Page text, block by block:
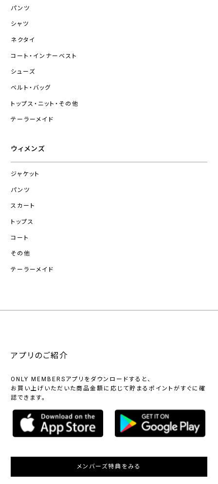
パンツ
シャツ
ネクタイ
コート・インナーベスト
シューズ
ベルト・バッグ
トップス・ニット・その他
テーラーメイド
ウィメンズ
ジャケット
パンツ
スカート
トップス
コート
その他
テーラーメイド
アプリのご紹介
ONLY MEMBERSアプリをダウンロードすると、
お買い上げいただいた商品金額に応じて貯まるポイントがすぐに確
認できます。
メンバーズ特典をみる